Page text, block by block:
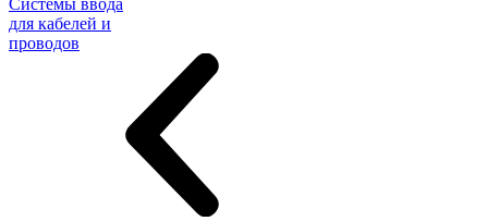
Системы ввода
для кабелей и
проводов